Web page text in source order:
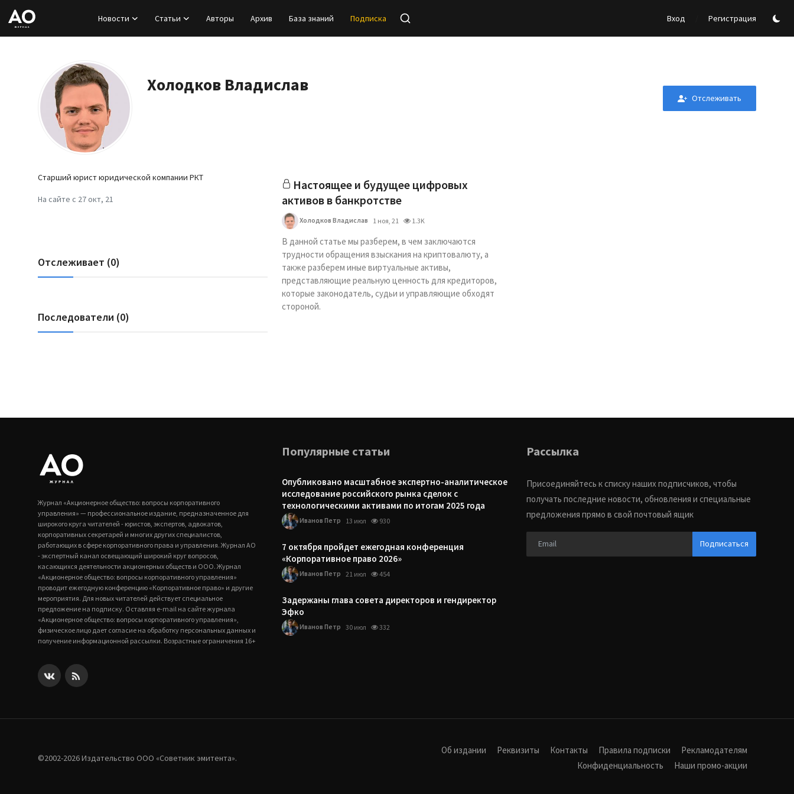
Новости Статьи Авторы Архив База знаний Подписка Вход Регистрация
Регистрация
Новости
Подписка
Холодков Владислав
Отслеживать
Старший юрист юридической компании РКТ
На сайте с 27 окт, 21
Отслеживает (0)
Последователи (0)
Настоящее и будущее цифровых
активов в банкротстве
Холодков Владислав 1 ноя, 21 1.3K
В данной статье мы разберем, в чем заключаются
трудности обращения взыскания на криптовалюту, а
также разберем иные виртуальные активы,
представляющие реальную ценность для кредиторов,
которые законодатель, судьи и управляющие обходят
стороной.
Журнал «Акционерное общество: вопросы корпоративного
управления» — профессиональное издание, предназначенное для
широкого круга читателей - юристов, экспертов, адвокатов,
корпоративных секретарей и многих других специалистов,
работающих в сфере корпоративного права и управления. Журнал АО
- экспертный канал освещающий широкий круг вопросов,
касающихся деятельности акционерных обществ и ООО. Журнал
«Акционерное общество: вопросы корпоративного управления»
проводит ежегодную конференцию «Корпоративное право» и другие
мероприятия. Для новых читателей действует специальное
предложение на подписку. Оставляя e-mail на сайте журнала
«Акционерное общество: вопросы корпоративного управления»,
физическое лицо дает согласие на обработку персональных данных и
получение информационной рассылки. Возрастные ограничения 16+
Популярные статьи
Опубликовано масштабное экспертно-аналитическое
исследование российского рынка сделок с
технологическими активами по итогам 2025 года
Иванов Петр 13 июл 930
7 октября пройдет ежегодная конференция
«Корпоративное право 2026»
Иванов Петр 21 июл 454
Задержаны глава совета директоров и гендиректор
Эфко
Иванов Петр 30 июл 332
Рассылка
Присоединяйтесь к списку наших подписчиков, чтобы
получать последние новости, обновления и специальные
предложения прямо в свой почтовый ящик
Подписаться
©2002-2026 Издательство ООО «‎Советник эмитента».
Об издании Реквизиты Контакты Правила подписки
Рекламодателям
Конфиденциальность
Наши промо-акции